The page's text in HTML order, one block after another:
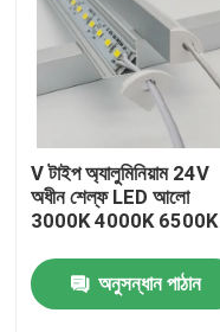
পণ্য
ভিডিও
আমাদের সম্পর্কে
মান নিয়ন্ত্রণ
V টাইপ অ্যালুমিনিয়াম 24V
অধীন শেল্ফ LED আলো
3000K 4000K 6500K
অনুসন্ধান পাঠান